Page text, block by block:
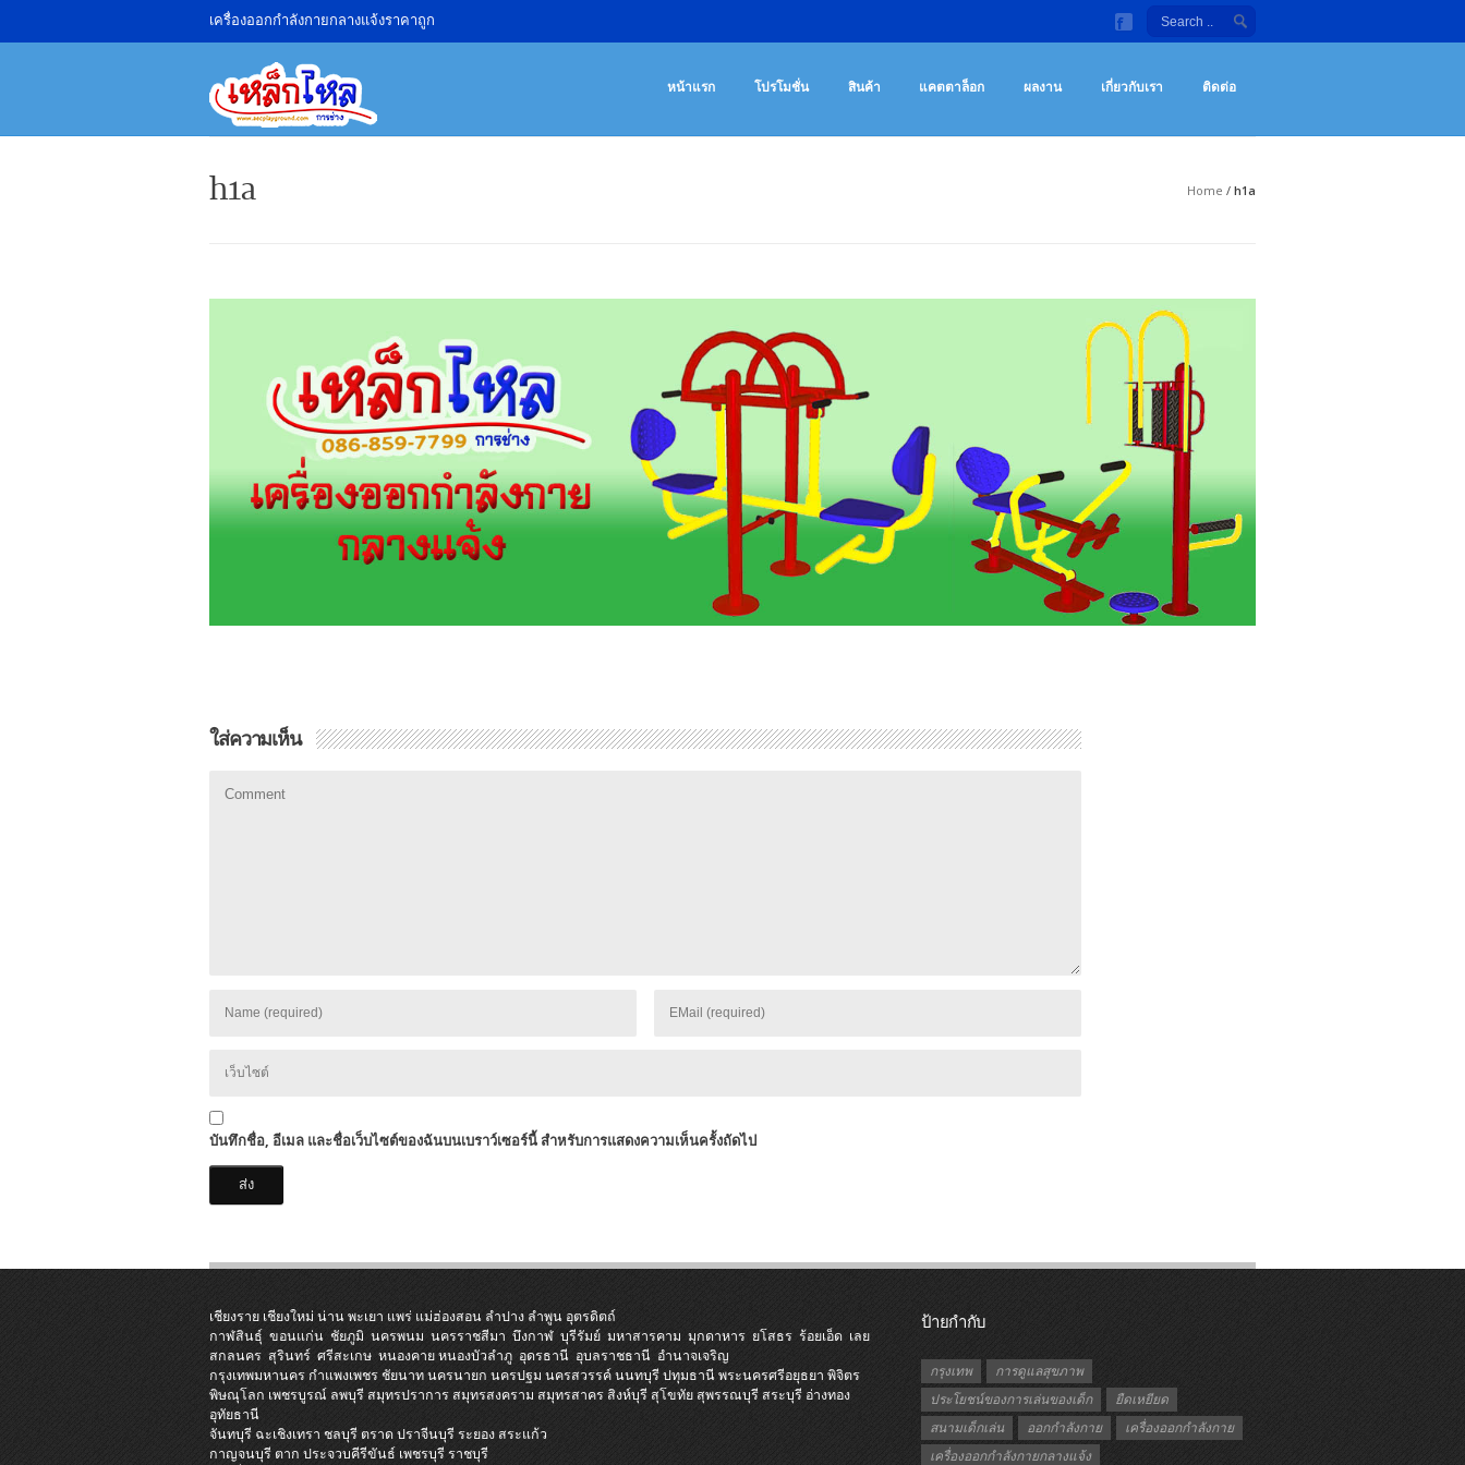
เครื่องออกกำลังกายกลางแจ้งราคาถูก
เครื่องออกกําลังกายกลางแจ้ง จักรยานออกกําลังกาย เครื่องซิทอัพ ราคาถูก
จําหน่ายเครื่องออกกําลังกายกลางแจ้ง เครื่องซิทอัพ จักรยานออกกําลังกาย เครื่องออกกำลังกายราค
หน้าแรก โปรโมชั่น สินค้า แคตตาล็อก ผลงาน เกี่ยวกับเรา ติดต่อ
h1a Home / h1a
ใส่ความเห็น
บันทึกชื่อ, อีเมล และชื่อเว็บไซต์ของฉันบนเบราว์เซอร์นี้ สำหรับการแสดงความเห็นครั้งถัดไป
เชียงราย เชียงใหม่ น่านพะเยา แพร่ แม่ฮ่องสอน ลำปาง ลำพูน อุตรดิตถ์
กาฬสินธุ์ ขอนแก่น ชัยภูมิ นครพนม นครราชสีมา บึงกาฬ บุรีรัมย์ มหาสารคาม มุกดาหาร ยโสธร ร้อยเอ็ด เลย
สกลนคร สุรินทร์ ศรีสะเกษ หนองคายหนองบัวลำภู อุดรธานี อุบลราชธานี อำนาจเจริญ
กรุงเทพมหานครกำแพงเพชรชัยนาทนครนายก นครปฐม นครสวรรค์นนทบุรีปทุมธานีพระนครศรีอยุธยา พิจิตร
พิษณุโลก เพชรบูรณ์ ลพบุรีสมุทรปราการ สมุทรสงคราม สมุทรสาคร สิงห์บุรีสุโขทัย สุพรรณบุรี สระบุรี อ่างทอง
อุทัยธานี
จันทบุรี ฉะเชิงเทรา ชลบุรี ตราดปราจีนบุรีระยอง สระแก้ว
กาญจนบุรี ตาก ประจวบคีรีขันธ์ เพชรบุรีราชบุรี
ป้ายกำกับ
กรุงเทพ
การดูแลสุขภาพ
ประโยชน์ของการเล่นของเด็ก
ยืดเหยียด
สนามเด็กเล่น
ออกกำลังกาย
เครื่องออกกำลังกาย
เครื่องออกกำลังกายกลางแจ้ง